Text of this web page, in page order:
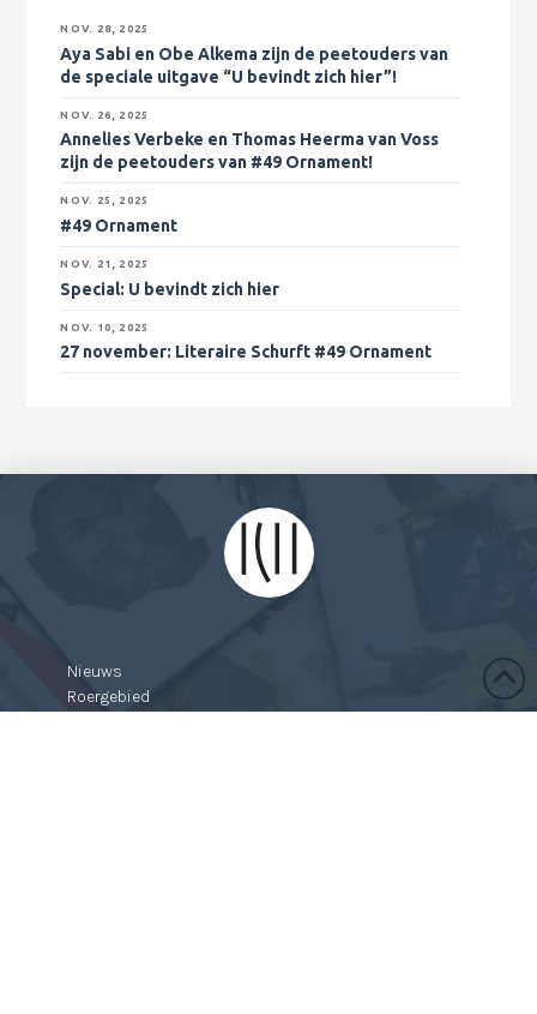
NOV. 28, 2025
Aya Sabi en Obe Alkema zijn de peetouders van
de speciale uitgave “U bevindt zich hier”!
NOV. 26, 2025
Annelies Verbeke en Thomas Heerma van Voss
zijn de peetouders van #49 Ornament!
NOV. 25, 2025
#49 Ornament
NOV. 21, 2025
Special: U bevindt zich hier
NOV. 10, 2025
27 november: Literaire Schurft #49 Ornament
Nieuws
Roergebied